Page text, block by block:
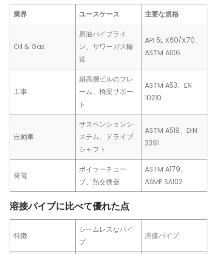
業界 ユースケース 主要な規格
Oil & Gas
原油パイプライ
ン、サワーガス輸
送
API 5L X60/X70、
ASTM A106
工事
超高層ビルのフレ
ーム、橋梁サポー
ト
ASTM A53、EN
10210
自動車
サスペンションシ
ステム、ドライブ
シャフト
ASTM A519、DIN
2391
発電
ボイラーチュー
ブ、熱交換器
ASTM A179、
ASME SA192
溶接パイプに比べて優れた点
特徴
シームレスなパイ
プ
溶接パイプ